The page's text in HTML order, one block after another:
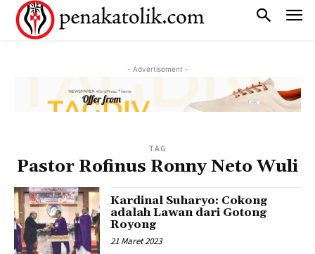
- Advertisement -
TAG
Pastor Rofinus Ronny Neto Wuli
Kardinal Suharyo: Cokong
adalah Lawan dari Gotong
Royong
21 Maret 2023